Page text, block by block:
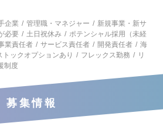
企業 管理職・マネジャー
新規事業・新サ
必要 土日祝休み
ポテンシャル採用（未経
業責任者 サービス責任者 開発責任者
海
トックオプションあり フレックス勤務
リ
制度
募集情報